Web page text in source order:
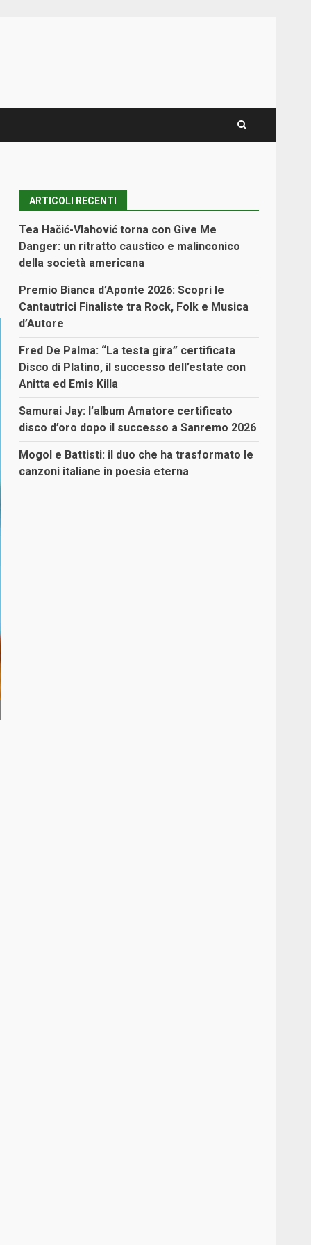
ARTICOLI RECENTI
Tea Hačić-Vlahović torna con Give Me
Danger: un ritratto caustico e malinconico
della società americana
Premio Bianca d’Aponte 2026: Scopri le
Cantautrici Finaliste tra Rock, Folk e Musica
d’Autore
Fred De Palma: “La testa gira” certificata
Disco di Platino, il successo dell’estate con
Anitta ed Emis Killa
Samurai Jay: l’album Amatore certificato
disco d’oro dopo il successo a Sanremo 2026
Mogol e Battisti: il duo che ha trasformato le
canzoni italiane in poesia eterna